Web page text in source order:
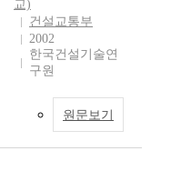
교)
건설교통부
2002
한국건설기술연
구원
원문보기